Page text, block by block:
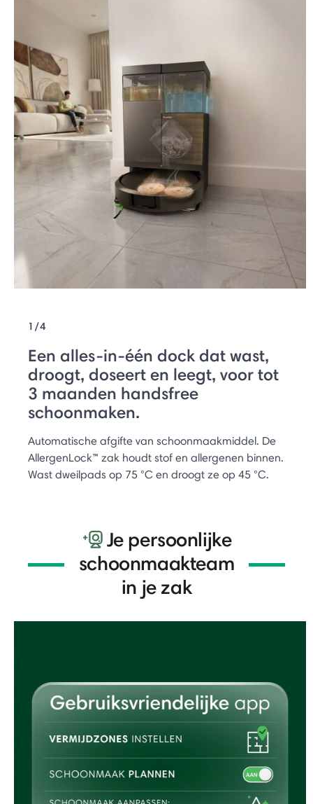
1/4
Een alles-in-één dock dat wast,
droogt, doseert en leegt, voor tot
3 maanden handsfree
schoonmaken.
Automatische afgifte van schoonmaakmiddel. De
AllergenLock™ zak houdt stof en allergenen binnen.
Wast dweilpads op 75 °C en droogt ze op 45 °C.
Je persoonlijke
schoonmaakteam
in je zak